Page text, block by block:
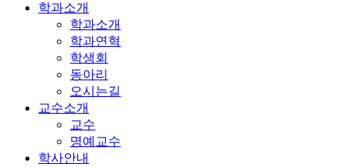
학과소개
학과소개
학과연혁
학생회
동아리
오시는길
교수소개
교수
명예교수
학사안내